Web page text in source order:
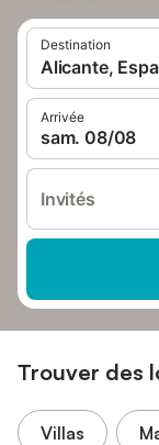
Destination
Alicante,
Arrivée
sam. 08/08
Invités
Trouver des
Villas